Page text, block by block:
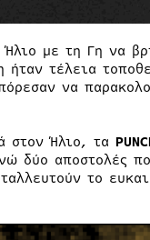
με τη Γη να
τέλεια
να
στον Ήλιο, τα
δύο αποστολές
το